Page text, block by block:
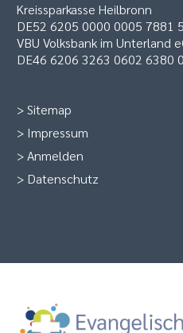
Kreissparkasse Heilbronn
DE52 6205 0000 0005 7881
VBU Volksbank im Unterland
DE46 6206 3263 0602 6380
>Sitemap
> Impressum
>Anmelden
> Datenschutz